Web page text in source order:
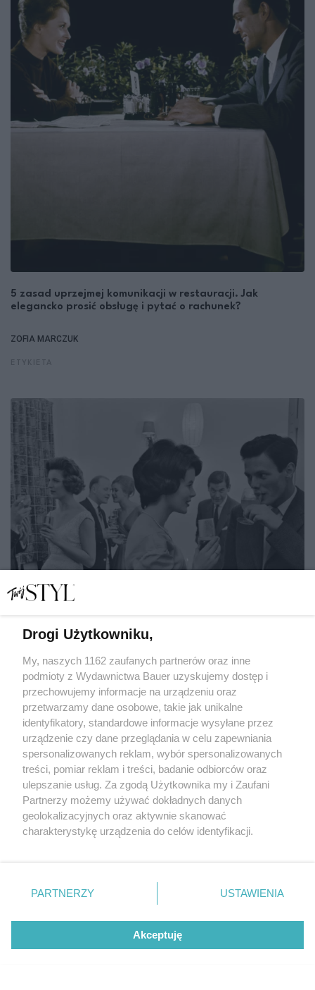
5 zasad uprzejmej komunikacji w restauracji. Jak
elegancko prosić obsługę i pytać o rachunek?
ZOFIA MARCZUK
Jak włączyć się do rozmowy, gdy wolimy milczeć? 9
wskazówek dla introwertyków
ZOFIA MARCZUK
Drogi Użytkowniku,
My, naszych 1162 zaufanych partnerów oraz inne
podmioty z Wydawnictwa Bauer uzyskujemy dostęp i
przechowujemy informacje na urządzeniu oraz
przetwarzamy dane osobowe, takie jak unikalne
identyfikatory, standardowe informacje wysyłane przez
urządzenie czy dane przeglądania w celu zapewniania
spersonalizowanych reklam, wybór spersonalizowanych
treści, pomiar reklam i treści, badanie odbiorców oraz
ulepszanie usług. Za zgodą Użytkownika my i Zaufani
Partnerzy możemy używać dokładnych danych
geolokalizacyjnych oraz aktywnie skanować
charakterystykę urządzenia do celów identyfikacji.
zmienić/wycofać klikając przycisk ustawień prywatności
znajdujący się w lewym dolnym rogu strony
rodzaje przetwarzania danych nie wymagają zgody
użytkownika, ale masz prawo sprzeciwić się takiemu
PARTNERZY USTAWIENIA
Akceptuję